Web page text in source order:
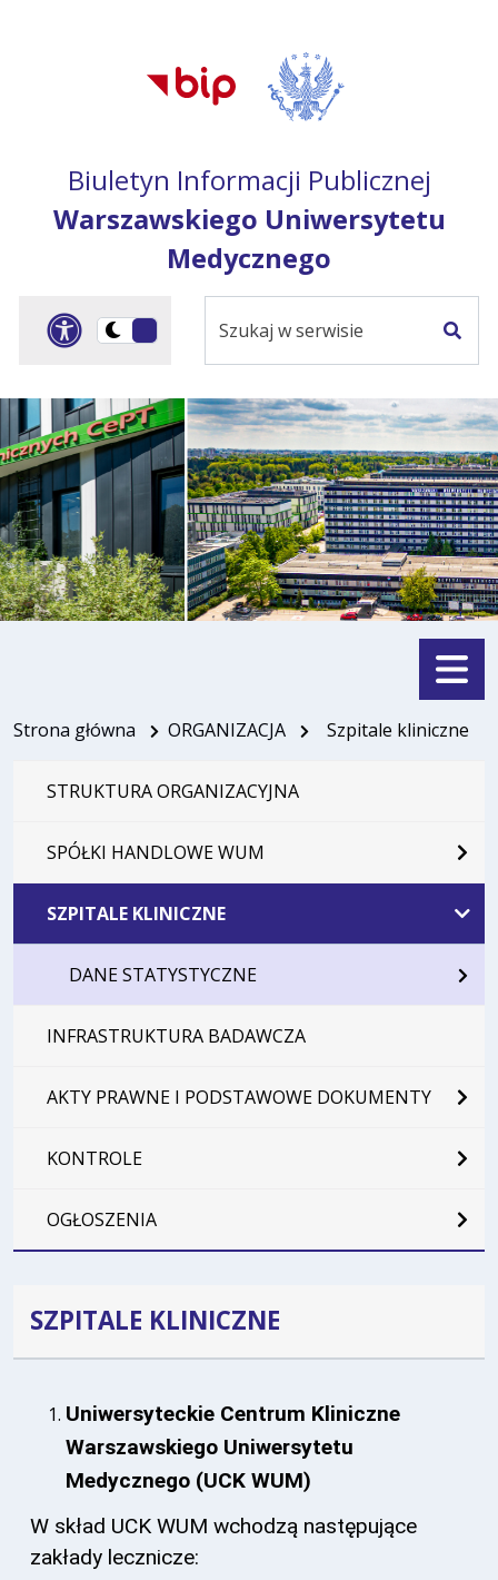
głównego menu
serwisu
Biuletyn Informacji Publicznej
Warszawskiego Uniwersytetu
Medycznego
Panel dostosowania
Przełącz
ciemną
serwisie
Menu
Strona główna ORGANIZACJA Szpitale kliniczne
STRUKTURA ORGANIZACYJNA
SPÓŁKI HANDLOWE WUM
SZPITALE KLINICZNE
DANE STATYSTYCZNE
INFRASTRUKTURA BADAWCZA
AKTY PRAWNE I PODSTAWOWE DOKUMENTY
KONTROLE
OGŁOSZENIA
SZPITALE KLINICZNE
Uniwersyteckie Centrum Kliniczne
Warszawskiego Uniwersytetu
Medycznego (UCK WUM)
W skład UCK WUM wchodzą następujące
zakłady lecznicze: